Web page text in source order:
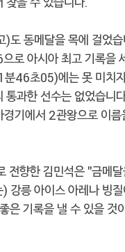
도 동메달을 목에 걸었
로 아시아 최고 기록을
분46초05)에는 못 미치
과한 선수는 없었습니
기에서 2관왕으로 이
전향한 김민석은 "금메
강릉 아이스 아레나 빙
은 기록을 낼 수 있을 것